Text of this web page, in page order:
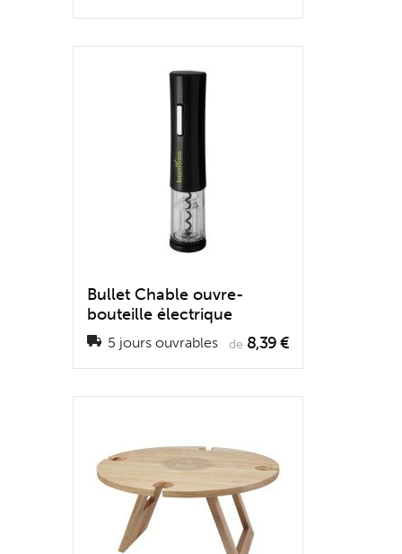
Bullet Chable ouvre-
bouteille électrique
5 jours ouvrables de 8,39 €